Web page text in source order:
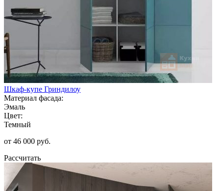
Шкаф-купе Гриндилоу
Материал фасада:
Эмаль
Цвет:
Темный
от 46 000 руб.
Рассчитать